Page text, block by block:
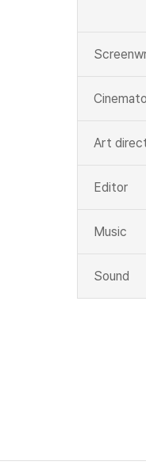
Art
Editor
Music
Sound